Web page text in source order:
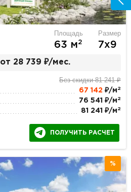
Площадь
63 м2
Размер
7х9
от 28 739 ₽/мес.
Без скидки 81 241 ₽
67 142 ₽/м 2
76 541 ₽/м 2
81 241 ₽/м 2
ПОЛУЧИТЬ РАСЧЕТ
%